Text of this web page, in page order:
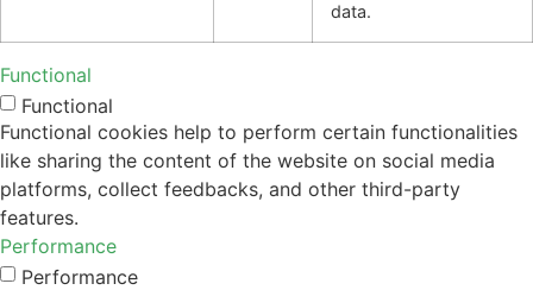
data.
Functional
Functional
Functional cookies help to perform certain functionalities
like sharing the content of the website on social media
platforms, collect feedbacks, and other third-party
features.
Performance
Performance